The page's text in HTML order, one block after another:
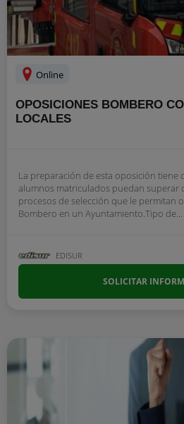
Online
OPOSICIONES BOMBERO
LOCALES
La preparación de esta oposición tiene
alumnos matriculados puedan superar
procesos de selección que le permitan
Bombero en un Ayuntamiento.Tipo de...
EDISUR
SOLICITAR